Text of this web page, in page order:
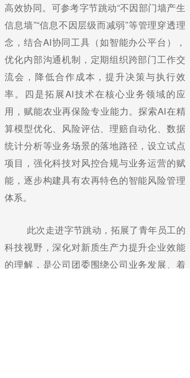
高效协同。可参考字节跳动“不因部门墙产生
信息墙”“信息不因层级而减弱”等管理穿透理
念，结合AI协同工具（如智能办公平台），
优化内部沟通机制，定期组织跨部门工作交
流会，降低合作成本，提升决策与执行效
率。四是拓展AI技术在核心业务领域的应
用，赋能农业再保险专业能力。探索AI在精
算模型优化、风险评估、理赔自动化、数据
统计分析等业务场景的落地路径，设立试点
项目，强化科技对风控合规与业务运营的赋
能，逐步构建具有农再特色的智能风险管理
体系。
此次走进字节跳动，拓展了青年员工的
科技视野，深化对新质生产力提升企业效能
的理解，是公司团委围绕公司业务发展、着